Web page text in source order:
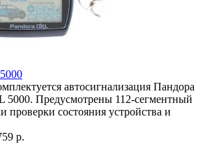
автосигнализация Пандора
Предусмотрены 112-сегментный
проверки состояния устройства и
р.